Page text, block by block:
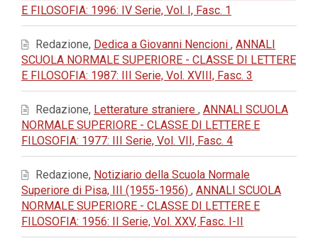
E FILOSOFIA: 1996: IV Serie, Vol. I, Fasc. 1
Redazione, Dedica a Giovanni Nencioni , ANNALI
SCUOLA NORMALE SUPERIORE - CLASSE DI LETTERE
E FILOSOFIA: 1987: III Serie, Vol. XVIII, Fasc. 3
Redazione, Letterature straniere , ANNALI SCUOLA
NORMALE SUPERIORE - CLASSE DI LETTERE E
FILOSOFIA: 1977: III Serie, Vol. VII, Fasc. 4
Redazione, Notiziario della Scuola Normale
Superiore di Pisa, III (1955-1956) , ANNALI SCUOLA
NORMALE SUPERIORE - CLASSE DI LETTERE E
FILOSOFIA: 1956: II Serie, Vol. XXV, Fasc. I-II